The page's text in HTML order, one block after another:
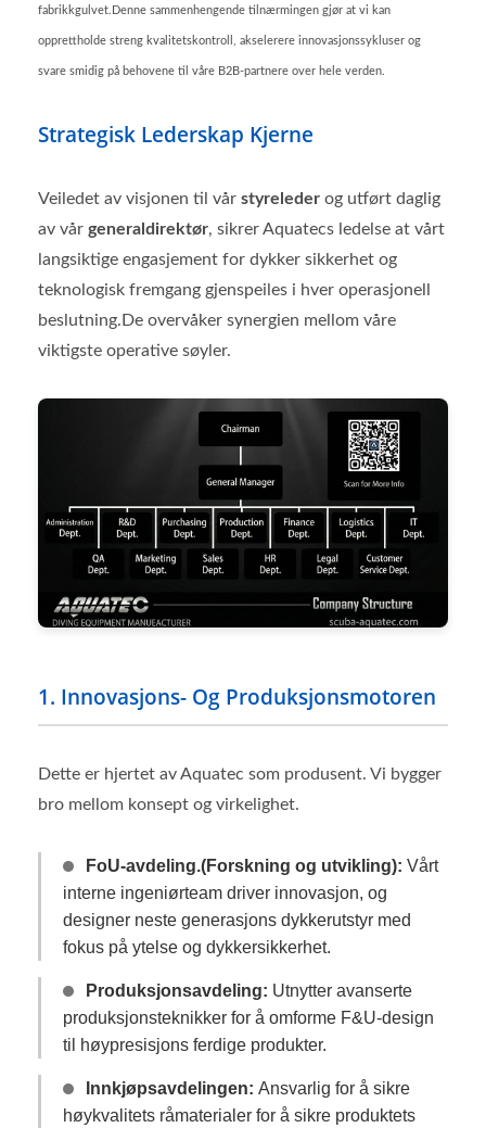
fabrikkgulvet.Denne sammenhengende tilnærmingen gjør at vi kan
opprettholde streng kvalitetskontroll, akselerere innovasjonssykluser og
svare smidig på behovene til våre B2B-partnere over hele verden.
Strategisk Lederskap Kjerne
Veiledet av visjonen til vår styreleder og utført daglig
av vår generaldirektør, sikrer Aquatecs ledelse at vårt
langsiktige engasjement for dykker sikkerhet og
teknologisk fremgang gjenspeiles i hver operasjonell
beslutning.De overvåker synergien mellom våre
viktigste operative søyler.
1. Innovasjons- Og Produksjonsmotoren
Dette er hjertet av Aquatec som produsent. Vi bygger
bro mellom konsept og virkelighet.
FoU-avdeling.(Forskning og utvikling): Vårt
interne ingeniørteam driver innovasjon, og
designer neste generasjons dykkerutstyr med
fokus på ytelse og dykkersikkerhet.
Produksjonsavdeling: Utnytter avanserte
produksjonsteknikker for å omforme F&U-design
til høypresisjons ferdige produkter.
Innkjøpsavdelingen: Ansvarlig for å sikre
høykvalitets råmaterialer for å sikre produktets